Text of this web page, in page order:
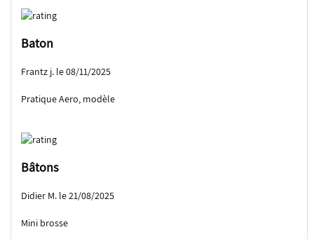
Baton
Frantz j. le 08/11/2025
Pratique Aero, modèle
Bâtons
Didier M. le 21/08/2025
Mini brosse